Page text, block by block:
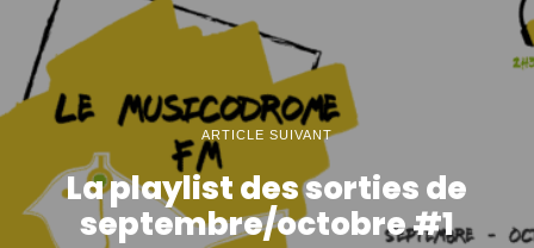
ARTICLE SUIVANT
La playlist des sorties de
septembre/octobre #1